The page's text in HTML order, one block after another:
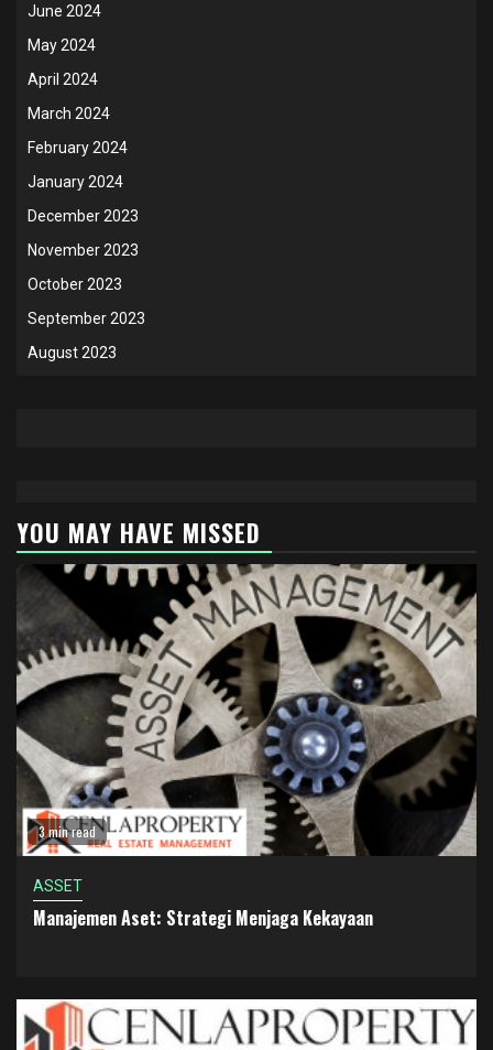
June 2024
May 2024
April 2024
March 2024
February 2024
January 2024
December 2023
November 2023
October 2023
September 2023
August 2023
YOU MAY HAVE MISSED
3 min read
ASSET
Manajemen Aset: Strategi Menjaga Kekayaan